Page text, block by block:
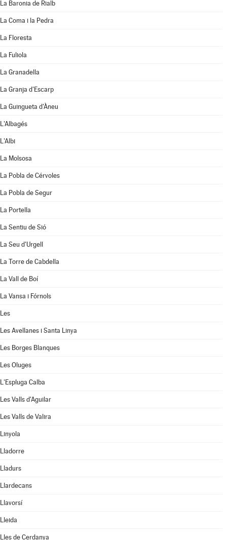
La Baronia de Rialb
La Coma i la Pedra
La Floresta
La Fuliola
La Granadella
La Granja d'Escarp
La Guingueta d'Àneu
L'Albagés
L'Albi
La Molsosa
La Pobla de Cérvoles
La Pobla de Segur
La Portella
La Sentiu de Sió
La Seu d'Urgell
La Torre de Cabdella
La Vall de Boí
La Vansa i Fórnols
Les
Les Avellanes i Santa Linya
Les Borges Blanques
Les Oluges
L'Espluga Calba
Les Valls d'Aguilar
Les Valls de Valira
Linyola
Lladorre
Lladurs
Llardecans
Llavorsí
Lleida
Lles de Cerdanya